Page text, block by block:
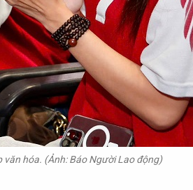
văn hóa. (Ảnh: Báo Người Lao động)